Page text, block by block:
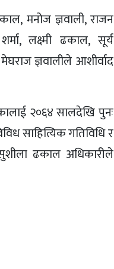
मनोज ज्ञवाली, राजन
लक्ष्मी ढकाल, सूर्य
ज्ञवालीले आशीर्वाद
२०६४ सालदेखि पुनः
साहित्यिक गतिविधि र
ढकाल अधिकारीले